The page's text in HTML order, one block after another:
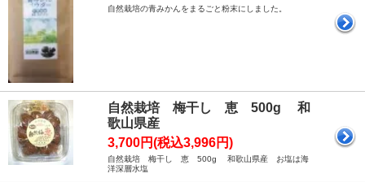
自然栽培の青みかんをまるごと粉末にしました。
自然栽培 梅干し 恵 500g 和
歌山県産
3,700円(税込3,996円)
自然栽培 梅干し 恵 500g 和歌山県産 お塩は海
洋深層水塩